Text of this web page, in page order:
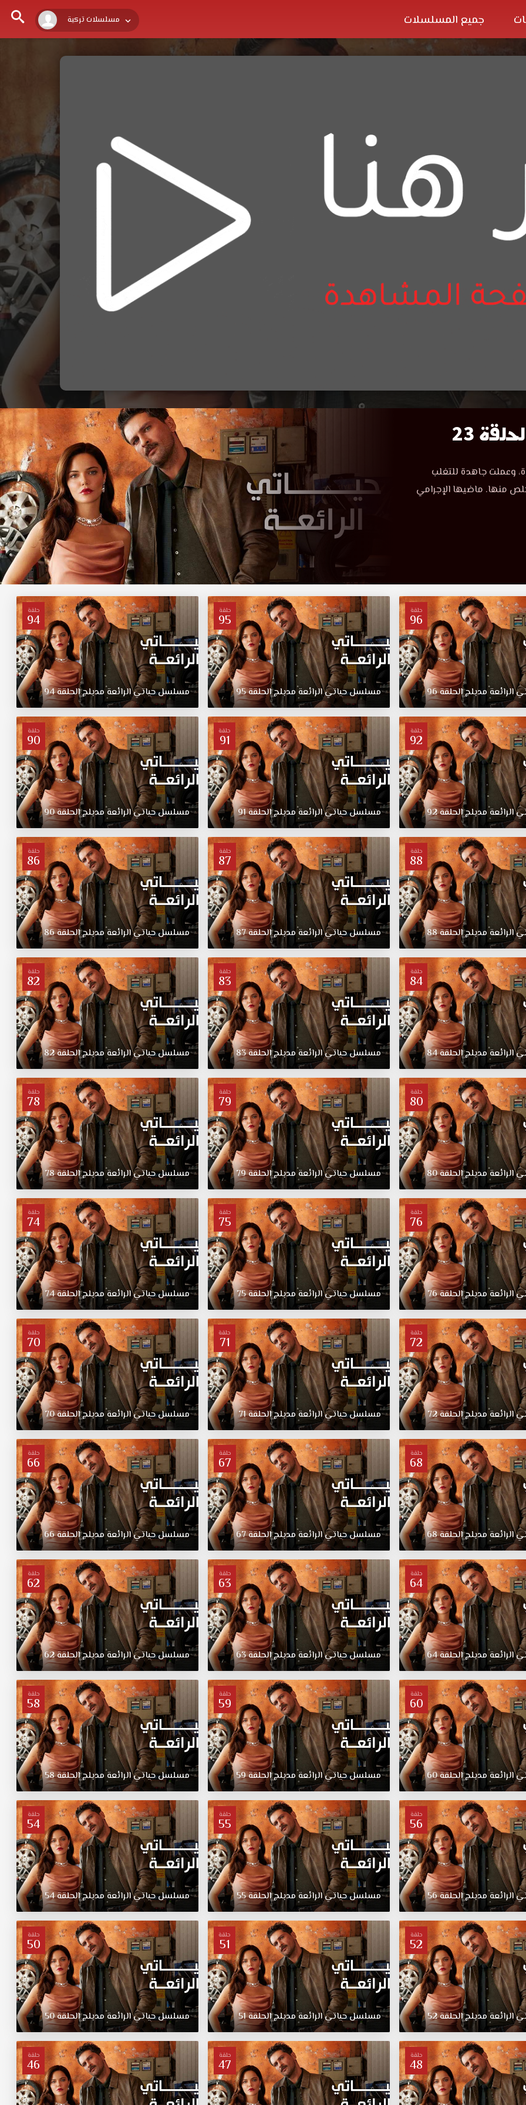
مسلسلات تركية جميع المسلسلات
23
وعملت جاهدة للتغلب
منها. ماضيها الإجرامي
حلقة
96
الرائعة مدبلجالحلقة96
حلقة
95
مسلسلحياتيالرائعة مدبلجالحلقة95
حلقة
94
مسلسلحياتيالرائعة مدبلجالحلقة94
حلقة
92
الرائعة مدبلجالحلقة92
حلقة
91
مسلسلحياتيالرائعة مدبلجالحلقة91
حلقة
90
مسلسلحياتيالرائعة مدبلجالحلقة90
حلقة
88
الرائعة مدبلجالحلقة88
حلقة
87
مسلسلحياتيالرائعة مدبلجالحلقة87
حلقة
86
مسلسلحياتيالرائعة مدبلجالحلقة86
حلقة
84
الرائعة مدبلجالحلقة84
حلقة
83
مسلسلحياتيالرائعة مدبلجالحلقة83
حلقة
82
مسلسلحياتيالرائعة مدبلجالحلقة82
حلقة
80
الرائعة مدبلجالحلقة80
حلقة
79
مسلسلحياتيالرائعة مدبلجالحلقة79
حلقة
78
مسلسلحياتيالرائعة مدبلجالحلقة78
حلقة
76
الرائعة مدبلجالحلقة76
حلقة
75
مسلسلحياتيالرائعة مدبلجالحلقة75
حلقة
74
مسلسلحياتيالرائعة مدبلجالحلقة74
حلقة
72
الرائعة مدبلجالحلقة72
حلقة
71
مسلسلحياتيالرائعة مدبلجالحلقة71
حلقة
70
مسلسلحياتيالرائعة مدبلجالحلقة70
حلقة
68
الرائعة مدبلجالحلقة68
حلقة
67
مسلسلحياتيالرائعة مدبلجالحلقة67
حلقة
66
مسلسلحياتيالرائعة مدبلجالحلقة66
حلقة
64
الرائعة مدبلجالحلقة64
حلقة
63
مسلسلحياتيالرائعة مدبلجالحلقة63
حلقة
62
مسلسلحياتيالرائعة مدبلجالحلقة62
حلقة
60
الرائعة مدبلجالحلقة60
حلقة
59
مسلسلحياتيالرائعة مدبلجالحلقة59
حلقة
58
مسلسلحياتيالرائعة مدبلجالحلقة58
حلقة
56
الرائعة مدبلجالحلقة56
حلقة
55
مسلسلحياتيالرائعة مدبلجالحلقة55
حلقة
54
مسلسلحياتيالرائعة مدبلجالحلقة54
حلقة
52
الرائعة مدبلجالحلقة52
حلقة
51
مسلسلحياتيالرائعة مدبلجالحلقة51
حلقة
50
مسلسلحياتيالرائعة مدبلجالحلقة50
حلقة
48
حلقة
47
حلقة
46